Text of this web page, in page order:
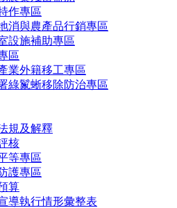
作專區
消與農產品行銷專區
設施補助專區
區
業外籍移工專區
綠鬣蜥移除防治專區
規及解釋
核
等專區
護專區
算
導執行情形彙整表